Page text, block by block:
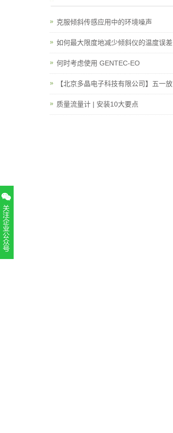
克服倾斜传感应用中的环境噪声
如何最大限度地减少倾斜仪的温度误差
何时考虑使用 GENTEC-EO
【北京多晶电子科技有限公司】五一放
质量流量计 | 安装10大要点